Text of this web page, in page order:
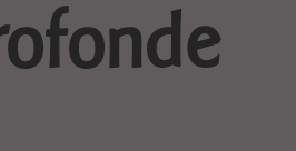
Soin des Lèvres
Mains & Pieds